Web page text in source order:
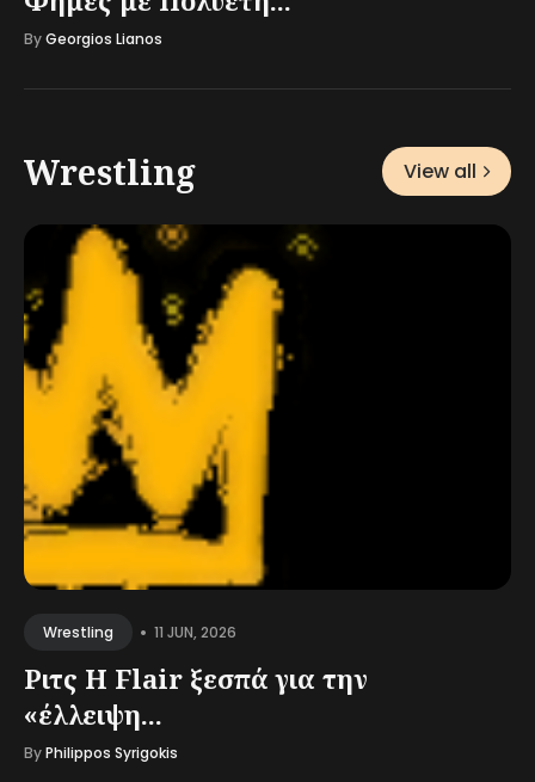
ByGeorgios Lianos
Wrestling View all
Wrestling • 11 JUN, 2026
Ριτς Η Flair ξεσπά για την
«έλλειψη...
ByPhilippos Syrigokis